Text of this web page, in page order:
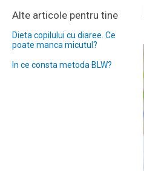
Alte articole pentru tine
Dieta copilului cu diaree. Ce
poate manca micutul?
In ce consta metoda BLW?